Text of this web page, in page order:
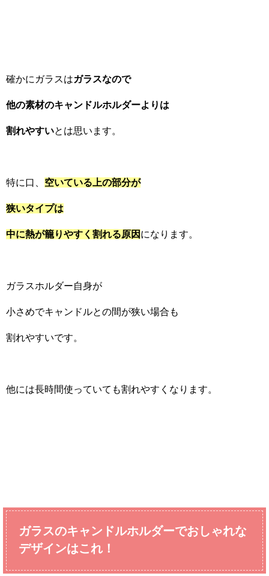
確かにガラスはガラスなので
他の素材のキャンドルホルダーよりは
割れやすいとは思います。
特に口、 空いている上の部分が
狭いタイプは
中に熱が籠りやすく割れる原因 になります。
ガラスホルダー自身が
小さめでキャンドルとの間が狭い場合も
割れやすいです。
他には長時間使っていても割れやすくなります。
ガラスのキャンドルホルダーでおしゃれな
デザインはこれ！